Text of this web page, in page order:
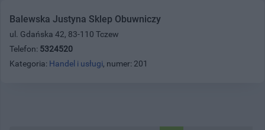
Balewska Justyna Sklep Obuwniczy
ul. Gdańska 42, 83-110 Tczew
Telefon: 5324520
Kategoria: Handel i usługi, numer: 201